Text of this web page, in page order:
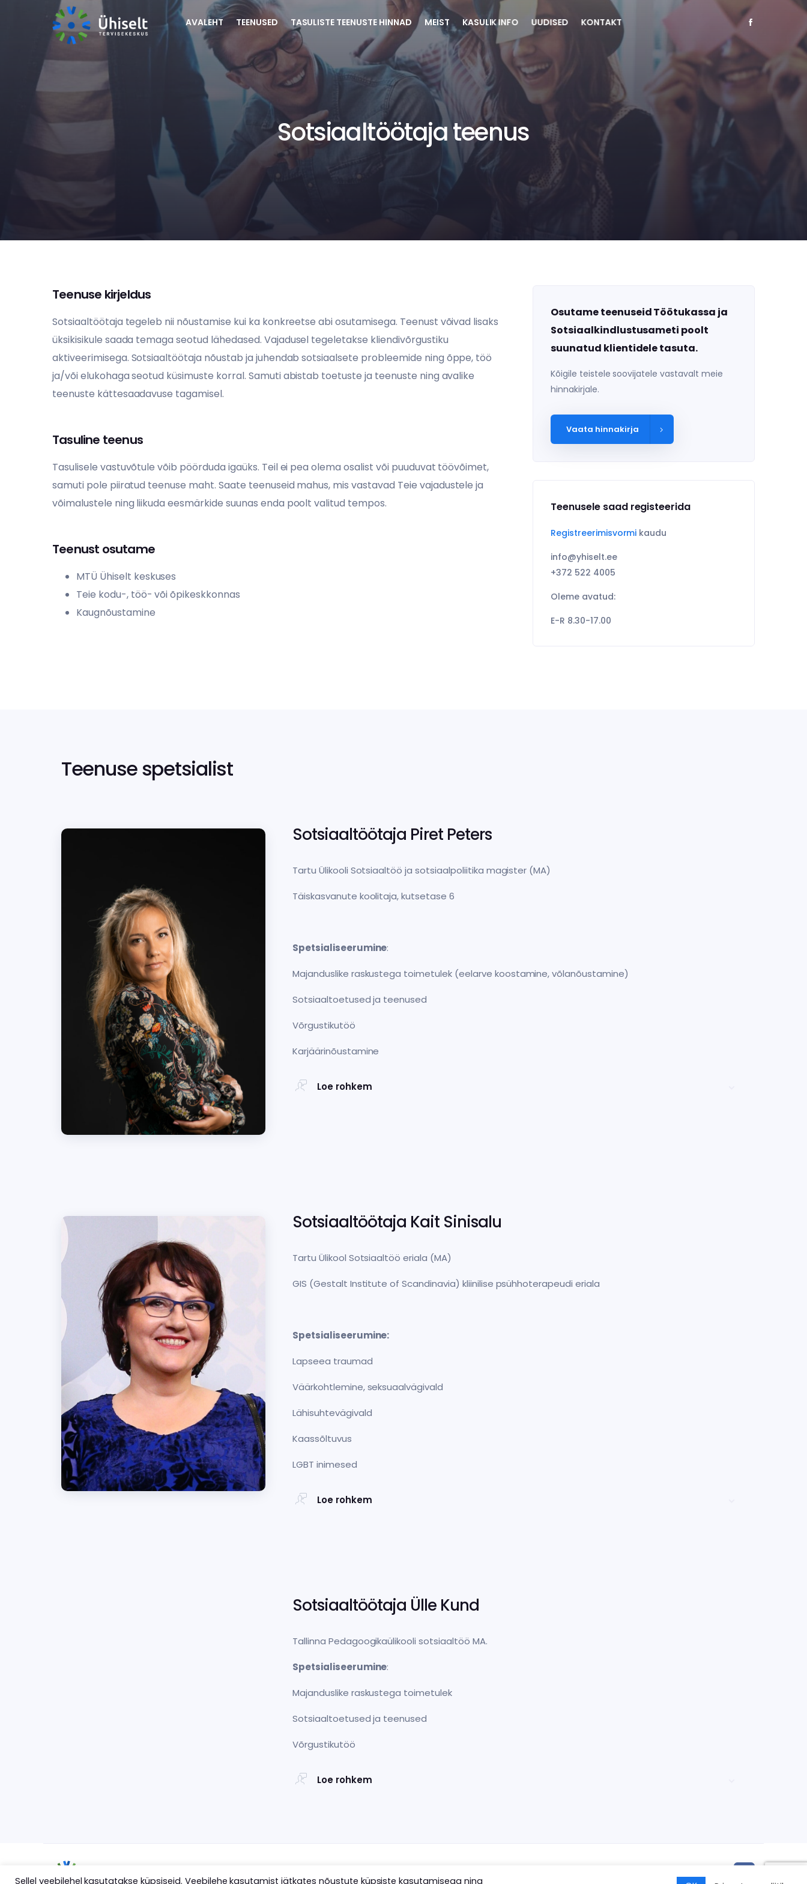
AVALEHT TEENUSED TASULISTE TEENUSTE HINNAD MEIST KASULIK INFO UUDISED KONTAKT
Sotsiaaltöötaja teenus
Teenuse kirjeldus
Sotsiaaltöötaja tegeleb nii nõustamise kui ka konkreetse abi osutamisega. Teenust võivad lisaks
üksikisikule saada temaga seotud lähedased. Vajadusel tegeletakse kliendivõrgustiku
aktiveerimisega. Sotsiaaltöötaja nõustab ja juhendab sotsiaalsete probleemide ning õppe, töö
ja/või elukohaga seotud küsimuste korral. Samuti abistab toetuste ja teenuste ning avalike
teenuste kättesaadavuse tagamisel.
Tasuline teenus
Tasulisele vastuvõtule võib pöörduda igaüks. Teil ei pea olema osalist või puuduvat töövõimet,
samuti pole piiratud teenuse maht. Saate teenuseid mahus, mis vastavad Teie vajadustele ja
võimalustele ning liikuda eesmärkide suunas enda poolt valitud tempos.
Teenust osutame
MTÜ Ühiselt keskuses
Teie kodu-, töö- või õpikeskkonnas
Kaugnõustamine
Osutame teenuseid Töötukassa ja
Sotsiaalkindlustusameti poolt
suunatud klientidele tasuta.
Kõigile teistele soovijatele vastavalt meie
hinnakirjale.
Vaata hinnakirja
Teenusele saad registeerida
Registreerimisvormi kaudu
info@yhiselt.ee
+372 522 4005
Oleme avatud:
E-R 8.30-17.00
Teenuse spetsialist
Sotsiaaltöötaja Piret Peters
Tartu Ülikooli Sotsiaaltöö ja sotsiaalpoliitika magister (MA)
Täiskasvanute koolitaja, kutsetase 6
Spetsialiseerumine:
Majanduslike raskustega toimetulek (eelarve koostamine, võlanõustamine)
Sotsiaaltoetused ja teenused
Võrgustikutöö
Karjäärinõustamine
Loe rohkem
Sotsiaaltöötaja Kait Sinisalu
Tartu Ülikool Sotsiaaltöö eriala (MA)
GIS (Gestalt Institute of Scandinavia) kliinilise psühhoterapeudi eriala
Spetsialiseerumine:
Lapseea traumad
Väärkohtlemine, seksuaalvägivald
Lähisuhtevägivald
Kaassõltuvus
LGBT inimesed
Loe rohkem
Sotsiaaltöötaja Ülle Kund
Tallinna Pedagoogikaülikooli sotsiaaltöö MA.
Spetsialiseerumine:
Majanduslike raskustega toimetulek
Sotsiaaltoetused ja teenused
Võrgustikutöö
Loe rohkem
Sellel veebilehel kasutatakse küpsiseid. Veebilehe kasutamist jätkates nõustute küpsiste kasutamisega ning